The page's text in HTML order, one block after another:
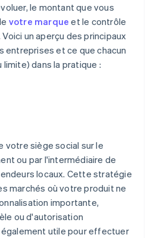
le montant que vous
votre marque et le contrôle
un aperçu des principaux
entreprises et ce que chacun
dans la pratique :
votre siège social sur le
ou par l'intermédiaire de
locaux. Cette stratégie
marchés où votre produit ne
importante,
ou d'autorisation
utile pour effectuer